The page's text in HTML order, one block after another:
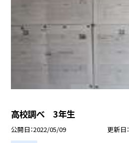
高校調べ 3年生
公開日 2022/05/09 更新日